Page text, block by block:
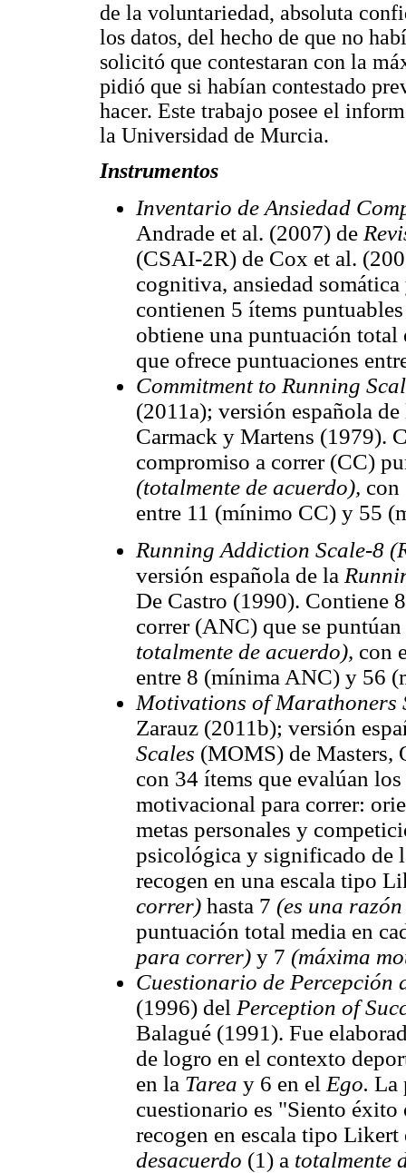
de la voluntariedad, absoluta
los datos, del hecho de que no
solicitó que contestaran con la
pidió que si habían contestado
hacer. Este trabajo posee el
la Universidad de Murcia.
Instrumentos
Inventario de Ansiedad
Andrade et al. (2007) de
(CSAI-2R) de Cox et al.
cognitiva, ansiedad
contienen 5 ítems
obtiene una puntuación total
que ofrece puntuaciones
Commitment to Running
(2011a); versión española
Carmack y Martens (1979).
compromiso a correr (CC)
(totalmente de acuerdo), con
entre 11 (mínimo CC) y 55
Running Addiction Scale-8
versión española de la
De Castro (1990). Contiene
correr (ANC) que se
totalmente de acuerdo), con
entre 8 (mínima ANC) y 56
Motivations of Marathoners
Zarauz (2011b); versión
Scales (MOMS) de Masters,
con 34 ítems que evalúan
motivacional para correr:
metas personales y
psicológica y significado de
recogen en una escala tipo
correr) hasta 7 (es una
puntuación total media en
para correr) y 7 (máxima
Cuestionario de Percepción
(1996) del Perception of
Balagué (1991). Fue
de logro en el contexto
en la Tarea y 6 en el Ego. La
cuestionario es "Siento éxito
recogen en escala tipo
desacuerdo (1) a totalmente